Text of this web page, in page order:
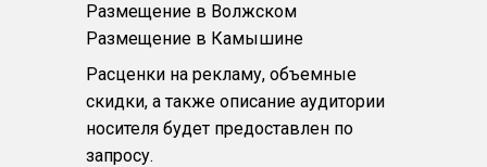
Размещение в Волжском
Размещение в Камышине
Расценки на рекламу, объемные
скидки, а также описание аудитории
носителя будет предоставлен по
запросу.